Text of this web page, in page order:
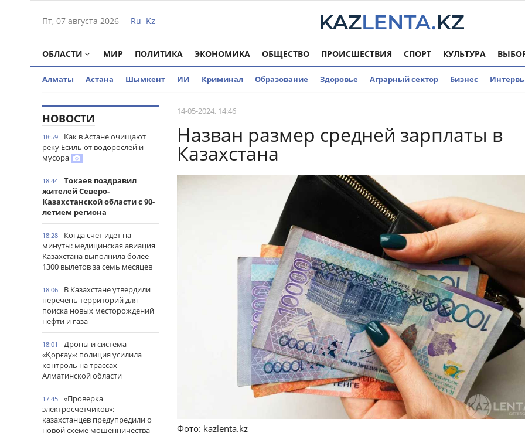
Пт, 07 августа 2026 Ru Kz
ОБЛАСТИ МИР ПОЛИТИКА ЭКОНОМИКА ОБЩЕСТВО ПРОИСШЕСТВИЯ СПОРТ КУЛЬТУРА
Алматы Астана Шымкент ИИ Криминал Образование Здоровье Аграрный сектор Бизнес
НОВОСТИ
18:59
Как в Астане очищают
реку Есиль от водорослей и
мусора
18:44
Токаев поздравил
жителей Северо-
Казахстанской области с 90-
летием региона
18:28
Когда счёт идёт на
минуты: медицинская авиация
Казахстана выполнила более
1300 вылетов за семь месяцев
18:06
В Казахстане утвердили
перечень территорий для
поиска новых месторождений
нефти и газа
18:01
Дроны и система
«Қорғау»: полиция усилила
контроль на трассах
Алматинской области
17:45
«Проверка
электросчётчиков»:
казахстанцев предупредили о
новой схеме мошенничества
14-05-2024, 14:46
Назван размер средней зарплаты в
Казахстана
Фото: kazlenta.kz